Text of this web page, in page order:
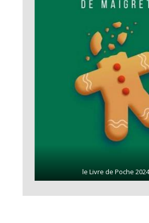
le Livre de Poche 2024